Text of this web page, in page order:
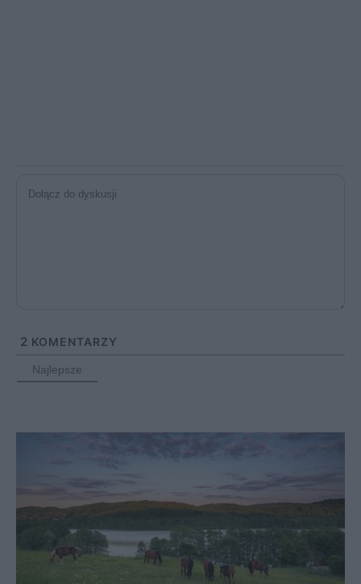
2 KOMENTARZY
Najlepsze